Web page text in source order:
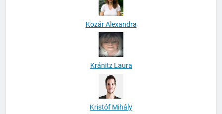
Kozár Alexandra
Kránitz Laura
Kristóf Mihály